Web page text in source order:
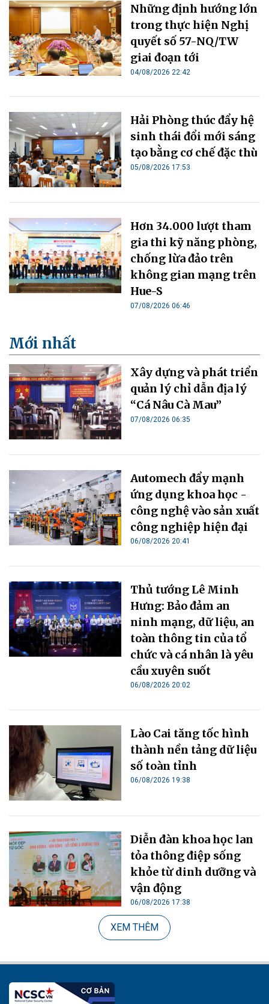
Những định hướng lớn
trong thực hiện Nghị
quyết số 57-NQ/TW
giai đoạn tới
04/08/2026 22:42
Hải Phòng thúc đẩy hệ
sinh thái đổi mới sáng
tạo bằng cơ chế đặc thù
05/08/2026 17:53
Hơn 34.000 lượt tham
gia thi kỹ năng phòng,
chống lừa đảo trên
không gian mạng trên
Hue-S
07/08/2026 06:46
Mới nhất
Xây dựng và phát triển
quản lý chỉ dẫn địa lý
“Cá Nâu Cà Mau”
07/08/2026 06:35
Automech đẩy mạnh
ứng dụng khoa học -
công nghệ vào sản xuất
công nghiệp hiện đại
06/08/2026 20:41
Thủ tướng Lê Minh
Hưng: Bảo đảm an
ninh mạng, dữ liệu, an
toàn thông tin của tổ
chức và cá nhân là yêu
cầu xuyên suốt
06/08/2026 20:02
Lào Cai tăng tốc hình
thành nền tảng dữ liệu
số toàn tỉnh
06/08/2026 19:38
Diễn đàn khoa học lan
tỏa thông điệp sống
khỏe từ dinh dưỡng và
vận động
06/08/2026 17:38
XEM THÊM